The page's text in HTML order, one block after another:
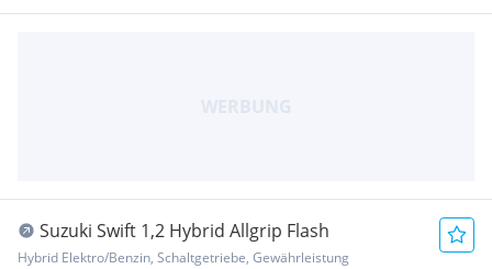
Suzuki Swift 1,2 Hybrid Allgrip Flash
Hybrid Elektro/Benzin, Schaltgetriebe, Gewährleistung